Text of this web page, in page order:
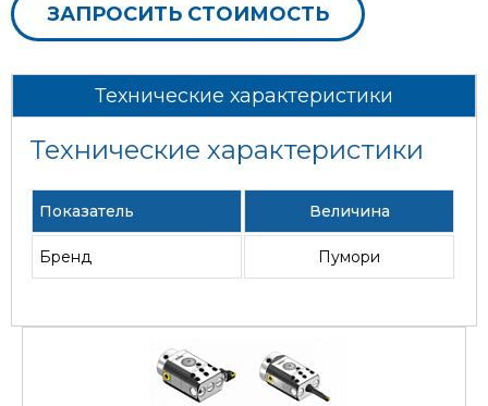
ЗАПРОСИТЬ СТОИМОСТЬ
Технические характеристики
Технические характеристики
Показатель Величина
Бренд Пумори